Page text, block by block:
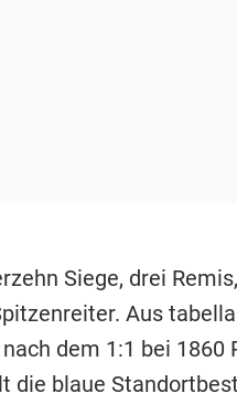
Siege, drei
Aus
dem 1:1 bei
die blaue